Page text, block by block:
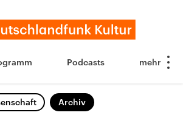
Podcasts
Archiv